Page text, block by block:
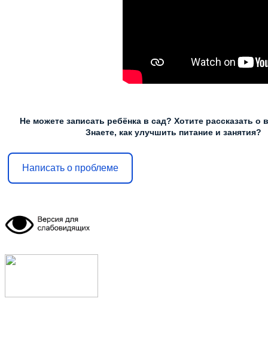
Не можете записать ребёнка в сад? Хотите рассказать о
Знаете, как улучшить питание и занятия?
Написать о проблеме